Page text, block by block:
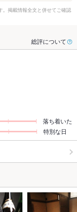
。掲載情報全文と併せてご確認
総評について
落ち着いた
特別な日